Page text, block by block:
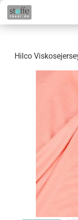
Hilco